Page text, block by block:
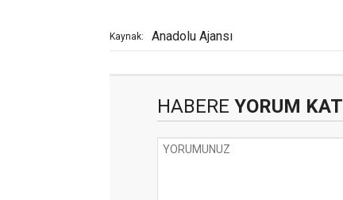
Kaynak: Anadolu Ajansı
HABERE YORUM KAT